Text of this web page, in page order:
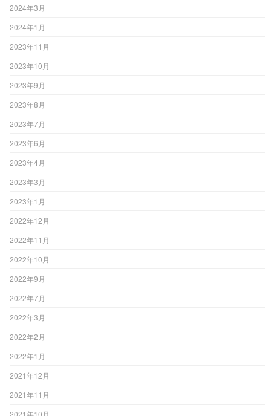
2024年3月
2024年1月
2023年11月
2023年10月
2023年9月
2023年8月
2023年7月
2023年6月
2023年4月
2023年3月
2023年1月
2022年12月
2022年11月
2022年10月
2022年9月
2022年7月
2022年3月
2022年2月
2022年1月
2021年12月
2021年11月